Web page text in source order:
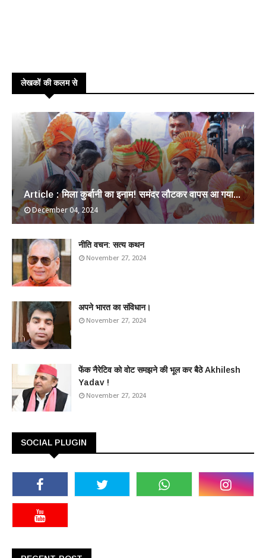
लेखकों की कलम से
Article : मिला कुर्बानी का इनाम! समंदर लौटकर वापस आ गया...
December 04, 2024
​नीति वचन: सत्य कथन
November 27, 2024
अपने भारत का संविधान।
November 27, 2024
फेंक नैरेटिव को वोट समझने की भूल कर बैठे Akhilesh
Yadav !
November 27, 2024
SOCIAL PLUGIN